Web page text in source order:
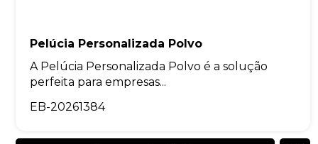
Pelúcia Personalizada Polvo
A Pelúcia Personalizada Polvo é a solução
perfeita para empresas...
EB-20261384